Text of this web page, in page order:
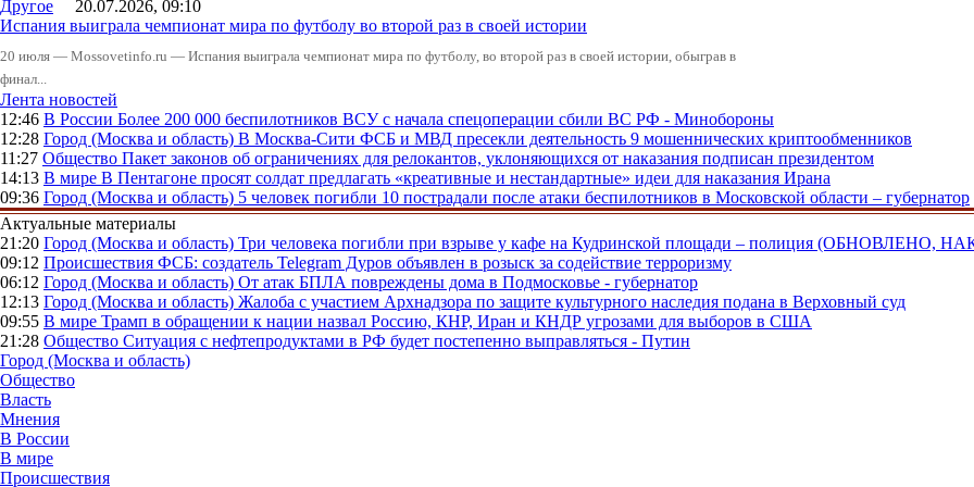
Другое 20.07.2026, 09:10
Испания выиграла чемпионат мира по футболу во второй раз в своей истории
20 июля — Mossovetinfo.ru — Испания выиграла чемпионат мира по футболу, во второй раз в своей истории, обыграв в
финал...
Лента новостей
12:46 В России Более 200 000 беспилотников ВСУ с начала спецоперации сбили ВС РФ - Минобороны
12:28 Город (Москва и область) В Москва-Сити ФСБ и МВД пресекли деятельность 9 мошеннических криптообменников
11:27 Общество Пакет законов об ограничениях для релокантов, уклоняющихся от наказания подписан президентом
14:13 В мире В Пентагоне просят солдат предлагать «креативные и нестандартные» идеи для наказания Ирана
09:36 Город (Москва и область) 5 человек погибли 10 пострадали после атаки беспилотников в Московской области – губернатор
Актуальные материалы
21:20 Город (Москва и область) Три человека погибли при взрыве у кафе на Кудринской площади – полиция (ОБНОВЛЕНО,
09:12 Происшествия ФСБ: создатель Telegram Дуров объявлен в розыск за содействие терроризму
06:12 Город (Москва и область) От атак БПЛА повреждены дома в Подмосковье - губернатор
12:13 Город (Москва и область) Жалоба с участием Архнадзора по защите культурного наследия подана в Верховный суд
09:55 В мире Трамп в обращении к нации назвал Россию, КНР, Иран и КНДР угрозами для выборов в США
21:28 Общество Ситуация с нефтепродуктами в РФ будет постепенно выправляться - Путин
Город (Москва и область)
Общество
Власть
Мнения
В России
В мире
Происшествия